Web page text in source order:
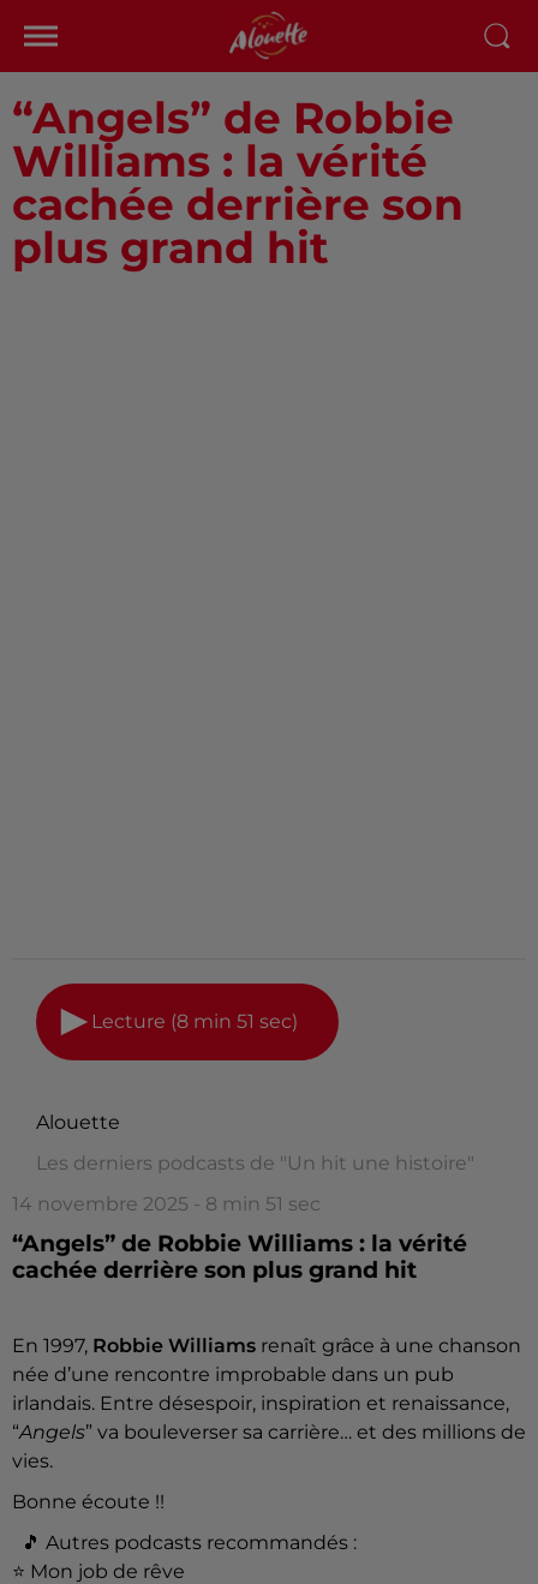
“Angels” de Robbie
Williams : la vérité
cachée derrière son
plus grand hit
Lecture (8 min 51 sec)
Alouette
Les derniers podcasts de "Un hit une histoire"
14 novembre 2025 - 8 min 51 sec
“Angels” de Robbie Williams : la vérité
cachée derrière son plus grand hit
En 1997, Robbie Williams renaît grâce à une chanson
née d’une rencontre improbable dans un pub
irlandais. Entre désespoir, inspiration et renaissance,
“Angels” va bouleverser sa carrière… et des millions de
vies.
Bonne écoute !!
🎵 Autres podcasts recommandés :
⭐ Mon job de rêve